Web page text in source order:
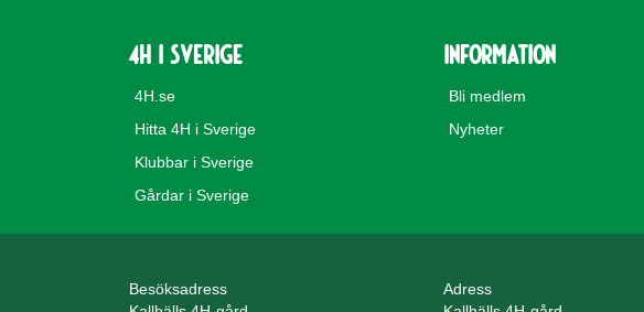
4H i Sverige
4H.se
Hitta 4H i Sverige
Klubbar i Sverige
Gårdar i Sverige
Information
Bli medlem
Nyheter
Besöksadress
Adress